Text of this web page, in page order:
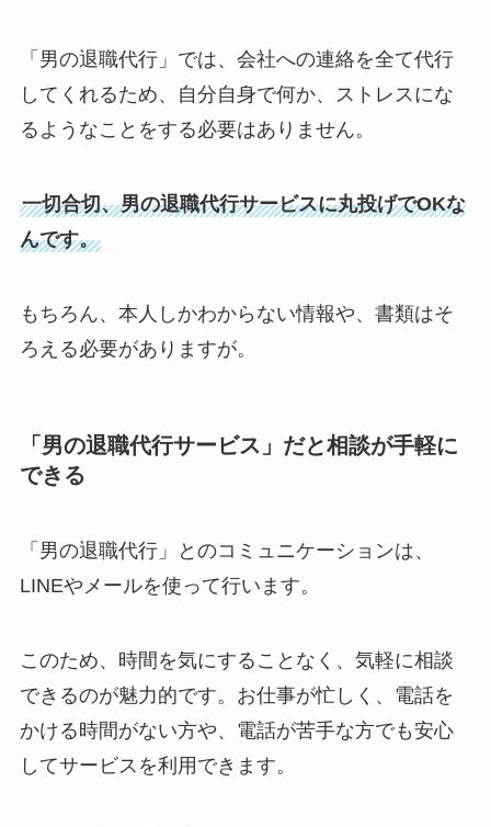
「男の退職代行」では、会社への連絡を全て代行
してくれるため、自分自身で何か、ストレスにな
るようなことをする必要はありません。
一切合切、男の退職代行サービスに丸投げでOKな
んです。
もちろん、本人しかわからない情報や、書類はそ
ろえる必要がありますが。
「男の退職代行サービス」だと相談が手軽に
できる
「男の退職代行」とのコミュニケーションは、
LINEやメールを使って行います。
このため、時間を気にすることなく、気軽に相談
できるのが魅力的です。お仕事が忙しく、電話を
かける時間がない方や、電話が苦手な方でも安心
してサービスを利用できます。